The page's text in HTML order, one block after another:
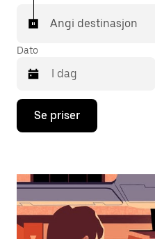
Angi destinasjon
Dato
Trykk
piltast
åpne
og
velge
Se priser